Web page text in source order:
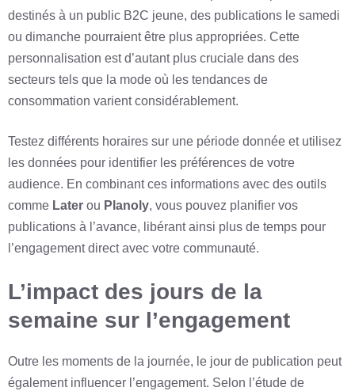
destinés à un public B2C jeune, des publications le samedi
ou dimanche pourraient être plus appropriées. Cette
personnalisation est d’autant plus cruciale dans des
secteurs tels que la mode où les tendances de
consommation varient considérablement.
Testez différents horaires sur une période donnée et utilisez
les données pour identifier les préférences de votre
audience. En combinant ces informations avec des outils
comme Later ou Planoly, vous pouvez planifier vos
publications à l’avance, libérant ainsi plus de temps pour
l’engagement direct avec votre communauté.
L’impact des jours de la
semaine sur l’engagement
Outre les moments de la journée, le jour de publication peut
également influencer l’engagement. Selon l’étude de